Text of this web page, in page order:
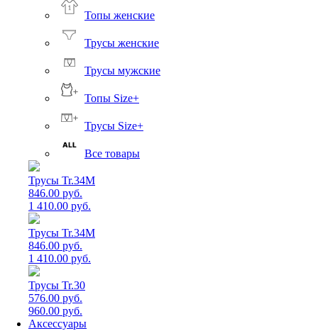
Топы женские
Трусы женские
Трусы мужские
Топы Size+
Трусы Size+
Все товары
Трусы Tr.34M
846.00 руб.
1 410.00 руб.
Трусы Tr.34M
846.00 руб.
1 410.00 руб.
Трусы Tr.30
576.00 руб.
960.00 руб.
Аксессуары